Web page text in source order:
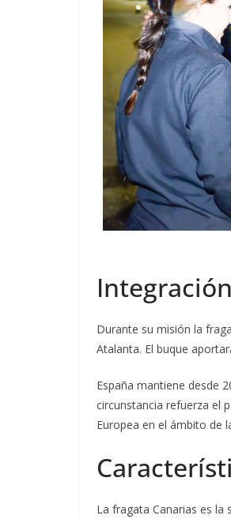
Durante su misión la
Atalanta. El buque
España mantiene desde
circunstancia refuerza el
Europea en el ámbito de
La fragata Canarias es la